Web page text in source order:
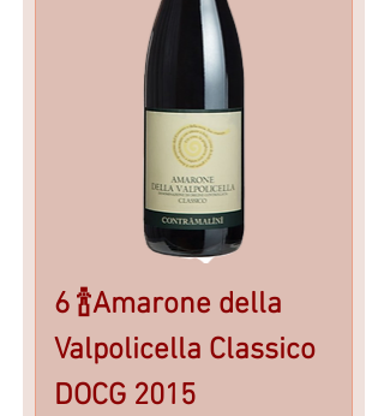
6 🍾Amarone della
Valpolicella Classico
DOCG 2015